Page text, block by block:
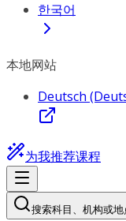
한국어
本地网站
Deutsch
为我推荐课程
搜索科目、机构或地